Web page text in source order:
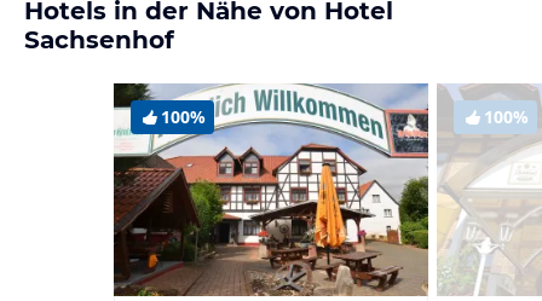
Hotels in der Nähe von Hotel
Sachsenhof
100% 100%